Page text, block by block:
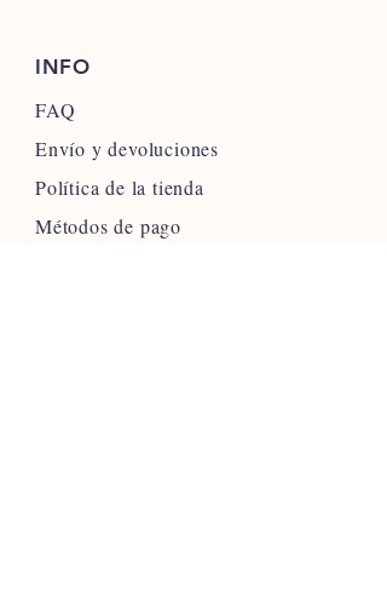
INFO
FAQ
Envío y devoluciones
Política de la tienda
Métodos de pago